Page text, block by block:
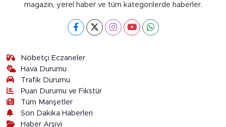
magazin, yerel haber ve tüm kategorilerde haberler.
Nöbetçi Eczaneler
Hava Durumu
Trafik Durumu
Puan Durumu ve Fikstür
Tüm Manşetler
Son Dakika Haberleri
Haber Arşivi